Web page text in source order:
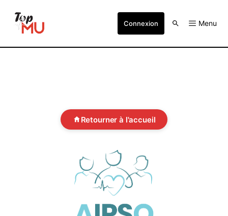
Connexion Menu
Retourner à l'accueil